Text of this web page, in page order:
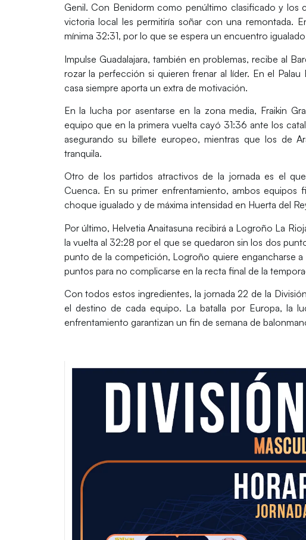
Genil. Con Benidorm como penúltimo clasificado y los
victoria local les permitiría soñar con una remontada.
mínima 32:31, por lo que se espera un encuentro
Impulse Guadalajara, también en problemas, recibe al
rozar la perfección si quieren frenar al líder. En el
casa siempre aporta un extra de motivación.
En la lucha por asentarse en la zona media, Fraikin
equipo que en la primera vuelta cayó 31:36 ante los
asegurando su billete europeo, mientras que los de
tranquila.
Otro de los partidos atractivos de la jornada es el
Cuenca. En su primer enfrentamiento, ambos
choque igualado y de máxima intensidad en Huerta del
Por último, Helvetia Anaitasuna recibirá a Logroño La
la vuelta al 32:28 por el que se quedaron sin los dos
punto de la competición, Logroño quiere engancharse
puntos para no complicarse en la recta final de la
Con todos estos ingredientes, la jornada 22 de la
el destino de cada equipo. La batalla por Europa, la
enfrentamiento garantizan un fin de semana de